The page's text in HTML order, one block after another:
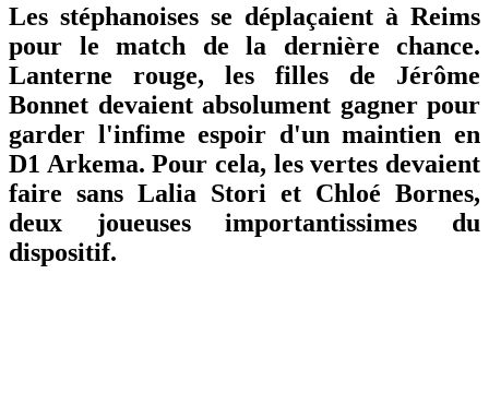
Les stéphanoises se déplaçaient à Reims
pour le match de la dernière chance.
Lanterne rouge, les filles de Jérôme
Bonnet devaient absolument gagner pour
garder l'infime espoir d'un maintien en
D1 Arkema. Pour cela, les vertes devaient
faire sans Lalia Stori et Chloé Bornes,
deux joueuses importantissimes du
dispositif.